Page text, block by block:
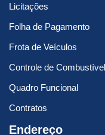
Licitações
Folha de Pagamento
Frota de Veículos
Controle de Combustível
Quadro Funcional
Contratos
Endereço